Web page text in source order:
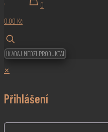
0
0,00 Kč
✕
Přihlášení